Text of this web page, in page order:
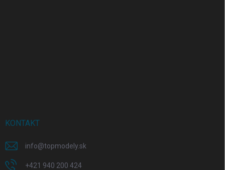
KONTAKT
info@topmodely.sk
+421 940 200 424